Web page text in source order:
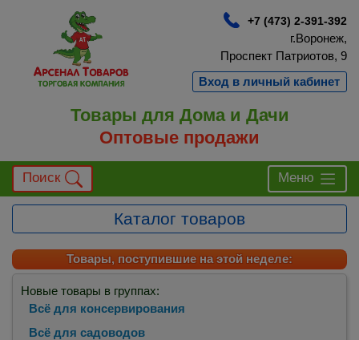
+7 (473) 2-391-392
г.Воронеж,
Проспект Патриотов, 9
Вход в личный кабинет
Товары для Дома и Дачи
Оптовые продажи
Поиск Меню
Каталог товаров
Товары, поступившие на этой неделе:
Новые товары в группах:
Всё для консервирования
Всё для садоводов